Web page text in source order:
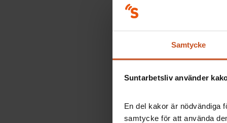
Samtycke
Suntarbetsliv använder
En del kakor är nödvändiga
samtycke för att använda
Vill ni
vägen.